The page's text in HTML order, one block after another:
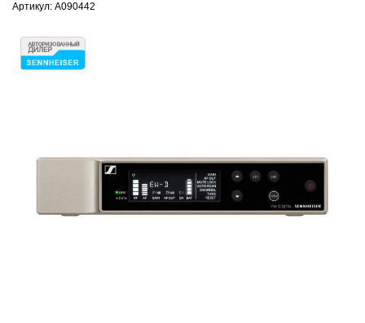
Артикул: A090442